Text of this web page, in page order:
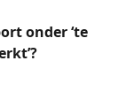
onder ‘te